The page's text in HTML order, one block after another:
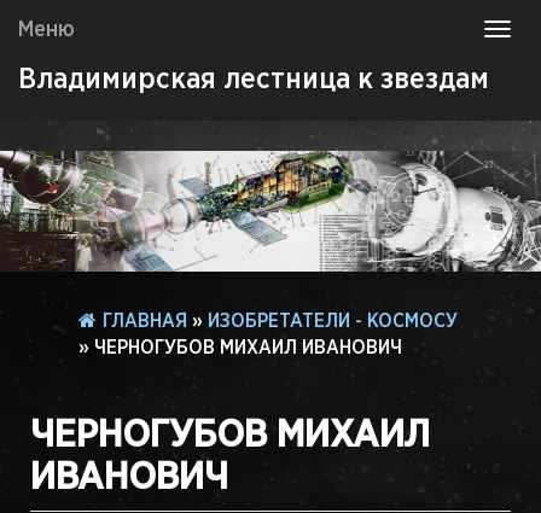
Меню
Владимирская лестница к звездам
ГЛАВНАЯ » ИЗОБРЕТАТЕЛИ - КОСМОСУ
» ЧЕРНОГУБОВ МИХАИЛ ИВАНОВИЧ
ЧЕРНОГУБОВ МИХАИЛ
ИВАНОВИЧ